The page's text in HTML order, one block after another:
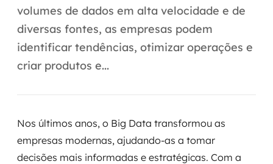
RPA e hiperautomação
Transformar dados em decisão
Engenharia de dados
Data Platforms
volumes de dados em alta velocidade e de
diversas fontes, as empresas podem
identificar tendências, otimizar operações e
criar produtos e...
Nos últimos anos, o Big Data transformou as
empresas modernas, ajudando-as a tomar
decisões mais informadas e estratégicas. Com a